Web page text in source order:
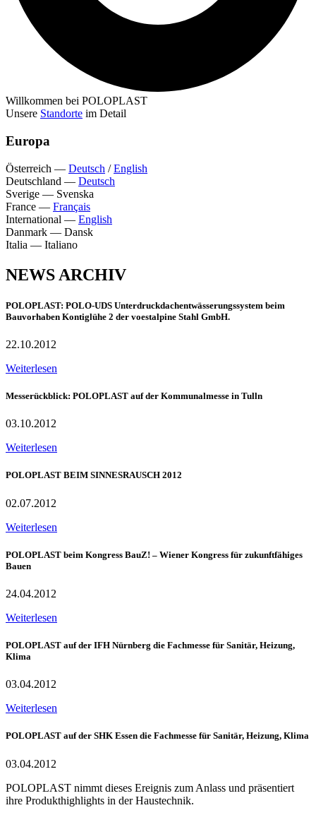
Willkommen bei POLOPLAST
Unsere Standorte im Detail
Europa
Österreich — Deutsch /English
Deutschland — Deutsch
Sverige — Svenska
France — Français
International — English
Danmark — Dansk
Italia — Italiano
NEWS ARCHIV
POLOPLAST: POLO-UDS Unterdruckdachentwässerungssystem beim
Bauvorhaben Kontiglühe 2 der voestalpine Stahl GmbH.
22.10.2012
Weiterlesen
Messerückblick: POLOPLAST auf der Kommunalmesse in Tulln
03.10.2012
Weiterlesen
POLOPLAST BEIM SINNESRAUSCH 2012
02.07.2012
Weiterlesen
POLOPLAST beim Kongress BauZ! – Wiener Kongress für zukunftfähiges
Bauen
24.04.2012
Weiterlesen
POLOPLAST auf der IFH Nürnberg die Fachmesse für Sanitär, Heizung,
Klima
03.04.2012
Weiterlesen
POLOPLAST auf der SHK Essen die Fachmesse für Sanitär, Heizung, Klima
03.04.2012
POLOPLAST nimmt dieses Ereignis zum Anlass und präsentiert
ihre Produkthighlights in der Haustechnik.